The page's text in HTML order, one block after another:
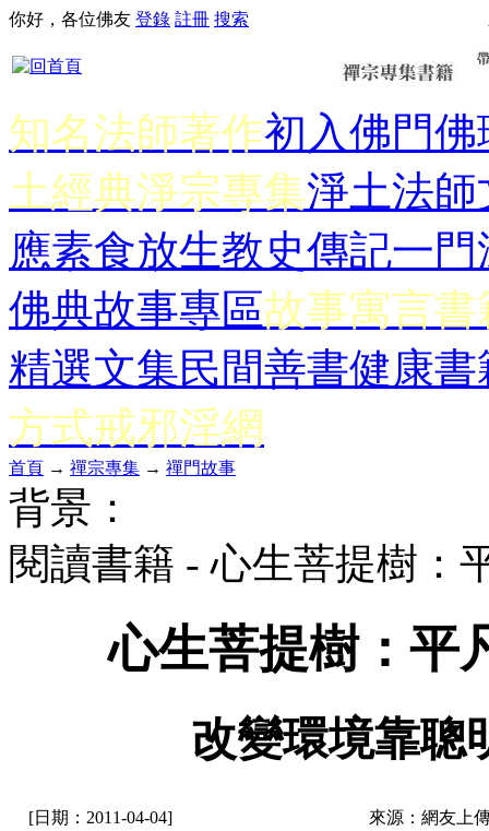
你好，各位佛友 登錄 註冊 搜索
知名法師著作初入佛門佛
土經典淨宗專集淨土法師
應素食放生教史傳記一門
佛典故事專區故事寓言書
精選文集民間善書健康書
方式戒邪淫網
首頁 → 禪宗專集 → 禪門故事
背景：
閱讀書籍 - 心生菩提樹
心生菩提樹：
改變環境靠聰
[日期：2011-04-04] 來源：網友上